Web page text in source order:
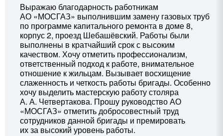
Выражаю благодарность работникам
АО «МОСГАЗ» выполнившим замену газовых труб
по программе капитального ремонта в доме 8,
корпус 2, проезд Шебашёвский. Работы были
выполнены в кратчайший срок с высоким
качеством. Хочу отметить профессионализм,
ответственный подход к работе, внимательное
отношение к жильцам. Вызывает восхищение
слаженность и четкость работы бригады. Особенно
хочу выделить мастерскую работу столяра
А. А. Четвертакова. Прошу руководство АО
«МОСГАЗ» отметить добросовестный труд
сотрудников данной бригады и премировать
их за высокий уровень работы.